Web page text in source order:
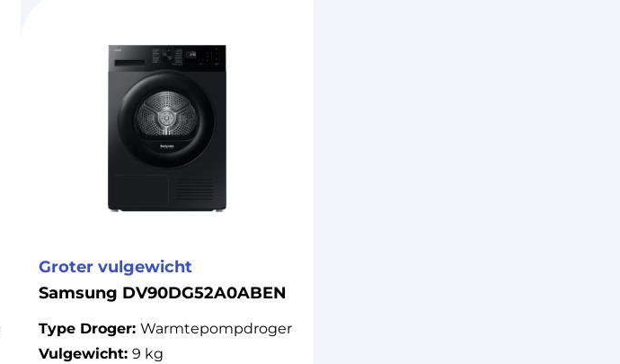
Groter vulgewicht
Samsung DV90DG52A0ABEN
Type Droger: Warmtepompdroger
Vulgewicht: 9 kg